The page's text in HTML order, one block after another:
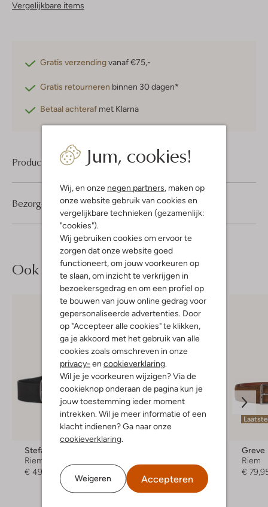
Jum, cookies!
Wij, en onze negen partners , maken op
onze website gebruik van cookies en
vergelijkbare technieken (gezamenlijk:
"cookies").
Wij gebruiken cookies om ervoor te
zorgen dat onze website goed
functioneert, om jouw voorkeuren op
te slaan, om inzicht te verkrijgen in
bezoekersgedrag en om een profiel op
te bouwen van jouw online gedrag voor
gepersonaliseerde advertenties. Door
op "Accepteer alle cookies" te klikken,
ga je akkoord met het gebruik van alle
cookies zoals omschreven in onze
privacy- en cookieverklaring
Wil je je voorkeuren wijzigen? Via de
cookieknop onderaan de pagina kun je
jouw toestemming ieder moment
intrekken. Wil je meer informatie of een
klacht indienen? Ga naar onze
cookieverklaring
Weigeren Accepteren
Vergelijkbare items
Gratis verzendingvanaf €75,-
Gratis retourneren binnen 30 dagen*
Betaal achteraf met Klarna
Product informatie
Bezorgen & retourneren
Ook iets voor jou?
Stefano Lauran
Riem
€ 49,95
+ meer kleuren
Greve
Riem
€